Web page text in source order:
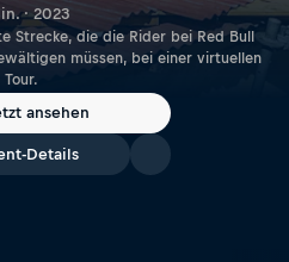
· 2023
Strecke, die die Rider bei Red Bull
müssen, bei einer virtuellen
Tour.
ansehen
Details